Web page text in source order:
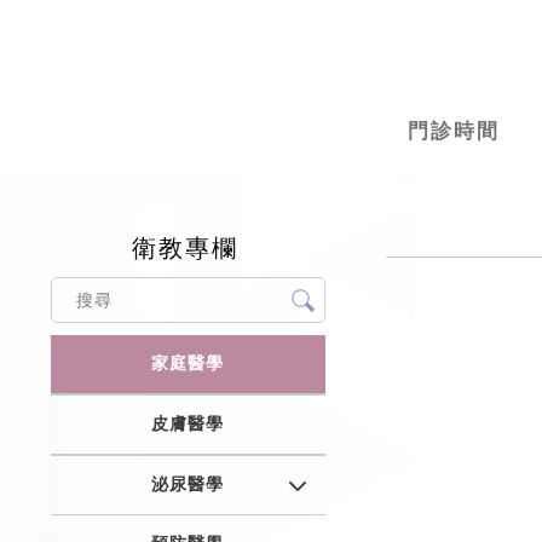
門診時間
衛教專欄
家庭醫學
皮膚醫學
泌尿醫學